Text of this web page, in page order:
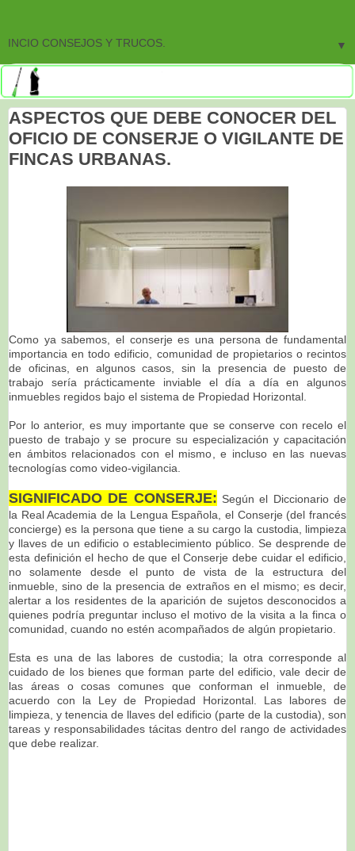
▼
ASPECTOS QUE DEBE CONOCER DEL
OFICIO DE CONSERJE O VIGILANTE DE
FINCAS URBANAS.
Como ya sabemos, el conserje es una persona de fundamental
importancia en todo edificio, comunidad de propietarios o recintos
de oficinas, en algunos casos, sin la presencia de puesto de
trabajo sería prácticamente inviable el día a día en algunos
inmuebles regidos bajo el sistema de Propiedad Horizontal.
Por lo anterior, es muy importante que se conserve con recelo el
puesto de trabajo y se procure su especialización y capacitación
en ámbitos relacionados con el mismo, e incluso en las nuevas
tecnologías como video-vigilancia.
SIGNIFICADO DE CONSERJE: Según el Diccionario de
la Real Academia de la Lengua Española, el Conserje (del francés
concierge) es la persona que tiene a su cargo la custodia, limpieza
y llaves de un edificio o establecimiento público. Se desprende de
esta definición el hecho de que el Conserje debe cuidar el edificio,
no solamente desde el punto de vista de la estructura del
inmueble, sino de la presencia de extraños en el mismo; es decir,
alertar a los residentes de la aparición de sujetos desconocidos a
quienes podría preguntar incluso el motivo de la visita a la finca o
comunidad, cuando no estén acompañados de algún propietario.
Esta es una de las labores de custodia; la otra corresponde al
cuidado de los bienes que forman parte del edificio, vale decir de
las áreas o cosas comunes que conforman el inmueble, de
acuerdo con la Ley de Propiedad Horizontal. Las labores de
limpieza, y tenencia de llaves del edificio (parte de la custodia), son
tareas y responsabilidades tácitas dentro del rango de actividades
que debe realizar.